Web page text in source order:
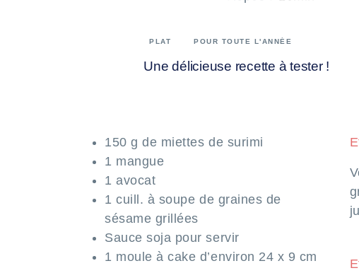
PLAT POUR TOUTE L'ANNÉE
Une délicieuse recette à tester !
150 g de miettes de surimi
1 mangue
1 avocat
1 cuill. à soupe de graines de
sésame grillées
Sauce soja pour servir
1 moule à cake d’environ 24 x 9 cm